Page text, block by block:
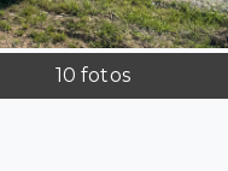
10 fotos